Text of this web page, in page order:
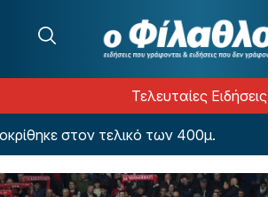
Τελευταίες Ειδήσεις
στον τελικό των 400μ.